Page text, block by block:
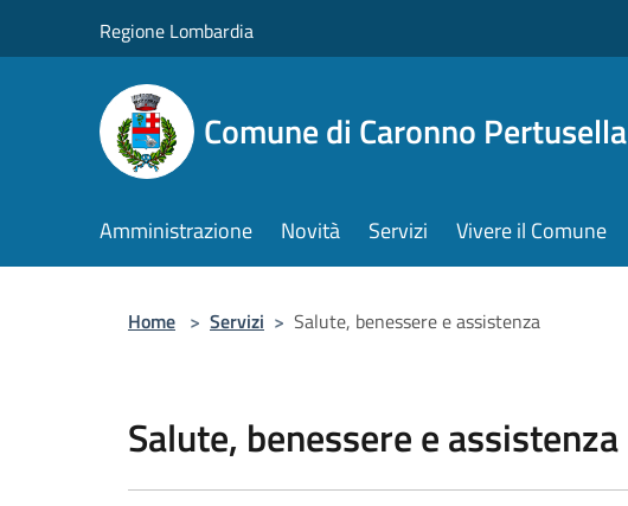
Regione Lombardia
Comune di Caronno Pertusella
Amministrazione Novità Servizi Vivere il Comune
Home > Servizi > Salute, benessere e assistenza
Salute, benessere e assistenza